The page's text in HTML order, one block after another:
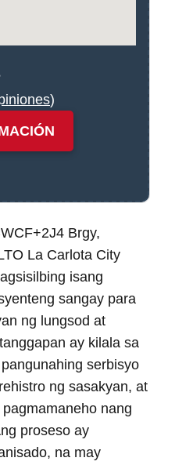
)
Brgy,
La Carlota City
isang
sangay para
ng lungsod at
ay kilala sa
serbisyo
ng sasakyan, at
nang
proseso ay
na may